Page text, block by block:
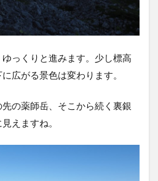
っくりと進みます。少し標高
広がる景色は変わります。
の薬師岳、そこから続く裏銀
えますね。